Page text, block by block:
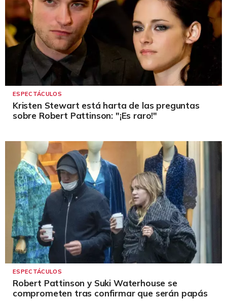
ESPECTÁCULOS
Kristen Stewart está harta de las preguntas
sobre Robert Pattinson: "¡Es raro!"
ESPECTÁCULOS
Robert Pattinson y Suki Waterhouse se
comprometen tras confirmar que serán papás